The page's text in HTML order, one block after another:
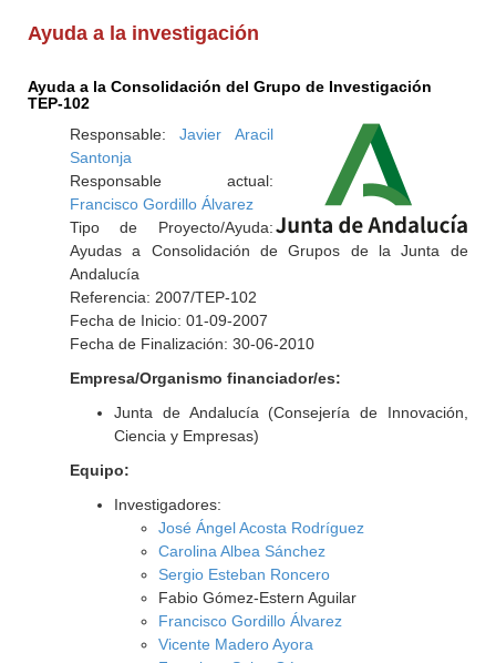
Ayuda a la investigación
Ayuda a la Consolidación del Grupo de Investigación
TEP-102
Responsable:Javier Aracil
Santonja
Responsable actual:
Francisco Gordillo Álvarez
Tipo de Proyecto/Ayuda:
Ayudas a Consolidación de Grupos de la Junta de
Andalucía
Referencia: 2007/TEP-102
Fecha de Inicio: 01-09-2007
Fecha de Finalización: 30-06-2010
Empresa/Organismo financiador/es:
Junta de Andalucía (Consejería de Innovación,
Ciencia y Empresas)
Equipo:
Investigadores:
José Ángel Acosta Rodríguez
Carolina Albea Sánchez
Sergio Esteban Roncero
Fabio Gómez-Estern Aguilar
Francisco Gordillo Álvarez
Vicente Madero Ayora